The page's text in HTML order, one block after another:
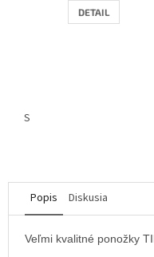
DETAIL
S
Popis Diskusia
Veľmi kvalitné ponožky